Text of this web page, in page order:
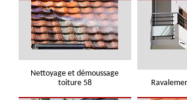
Nettoyage et démoussage
toiture 58